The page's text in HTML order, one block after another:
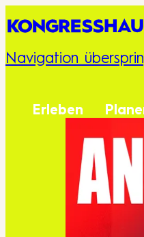
Navigation
Erleben